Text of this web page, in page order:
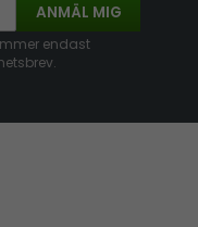
ANMÄL MIG
endast